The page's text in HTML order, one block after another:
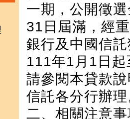
一期，公開徵
31日屆滿，經
銀行及中國信
111年1月1日
請參閱本貸款
信託各分行辦
二、相關注意